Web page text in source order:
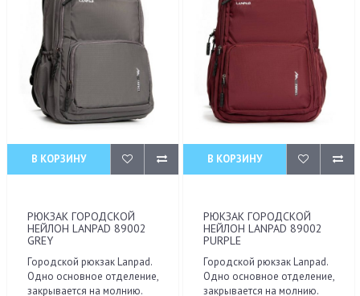
В КОРЗИНУ
РЮКЗАК ГОРОДСКОЙ
НЕЙЛОН LANPAD 89002
GREY
Городской рюкзак Lanpad.
Одно основное отделение,
закрывается на молнию.
В КОРЗИНУ
РЮКЗАК ГОРОДСКОЙ
НЕЙЛОН LANPAD 89002
PURPLE
Городской рюкзак Lanpad.
Одно основное отделение,
закрывается на молнию.